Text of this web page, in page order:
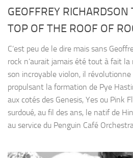
GEOFFREY
TOP OF THE ROOF OF
C’est peu de le dire mais sans
rock n’aurait jamais été tout à fait
son incroyable violon, il révolutionne
propulsant la formation de Pye
aux cotés des Genesis, Yes ou Pink
surdoué, au fil des ans, le natif de
au service du Penguin Café